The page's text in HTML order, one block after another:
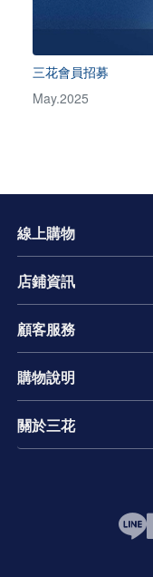
三花會員招募
May.2025
線上購物
店鋪資訊
顧客服務
購物說明
關於三花